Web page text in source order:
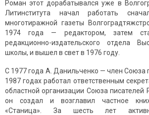
Роман этот дорабатывался уже в
Литинститута начал работать
многотиражной газеты
1974 года — редактором, затем
редакционно-издательского отдела
школы, и вышел в свет в 1976 году.
С 1977 года А. Данильченко — член Союза
1987 годах работал ответственным
областной организации Союза писателей
он создал и возглавил частное
«Станица». За шесть лет